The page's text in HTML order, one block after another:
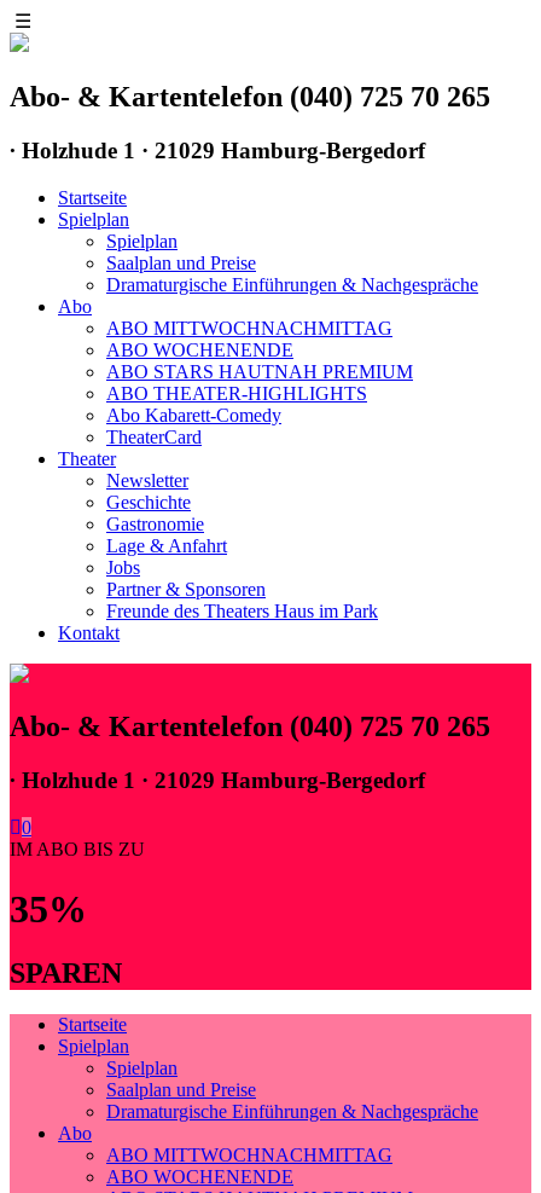
☰
Abo- & Kartentelefon (040) 725 70 265
∙ Holzhude 1 · 21029 Hamburg-Bergedorf
Startseite
Spielplan
Spielplan
Saalplan und Preise
Dramaturgische Einführungen & Nachgespräche
Abo
ABO MITTWOCHNACHMITTAG
ABO WOCHENENDE
ABO STARS HAUTNAH PREMIUM
ABO THEATER-HIGHLIGHTS
Abo Kabarett-Comedy
TheaterCard
Theater
Newsletter
Geschichte
Gastronomie
Lage & Anfahrt
Jobs
Partner & Sponsoren
Freunde des Theaters Haus im Park
Kontakt
Abo- & Kartentelefon (040) 725 70 265
∙ Holzhude 1 · 21029 Hamburg-Bergedorf
0
IM ABO BIS ZU
35%
SPAREN
Startseite
Spielplan
Spielplan
Saalplan und Preise
Dramaturgische Einführungen & Nachgespräche
Abo
ABO MITTWOCHNACHMITTAG
ABO WOCHENENDE